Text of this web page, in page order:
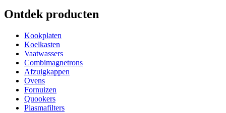
Ontdek producten
Kookplaten
Koelkasten
Vaatwassers
Combimagnetrons
Afzuigkappen
Ovens
Fornuizen
Quookers
Plasmafilters